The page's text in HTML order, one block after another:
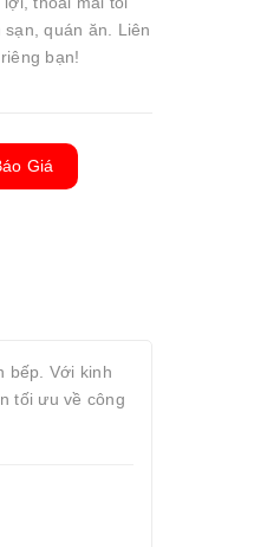
quán ăn. Liên
bạn!
Giá
bếp. Với kinh
tối ưu về công